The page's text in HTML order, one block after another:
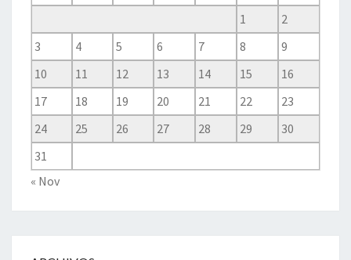
1
2
3
4 5 6 7 8
9
10
11 12 13 14 15
16
17
18 19 20 21 22
23
24
25 26 27 28 29
30
31
« Nov